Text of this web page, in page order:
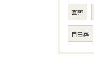
直葬
自由葬